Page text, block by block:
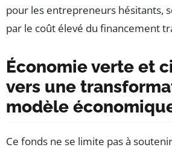
pour les entrepreneurs hésitants,
par le coût élevé du financement
Économie verte et
vers une
modèle
Ce fonds ne se limite pas à